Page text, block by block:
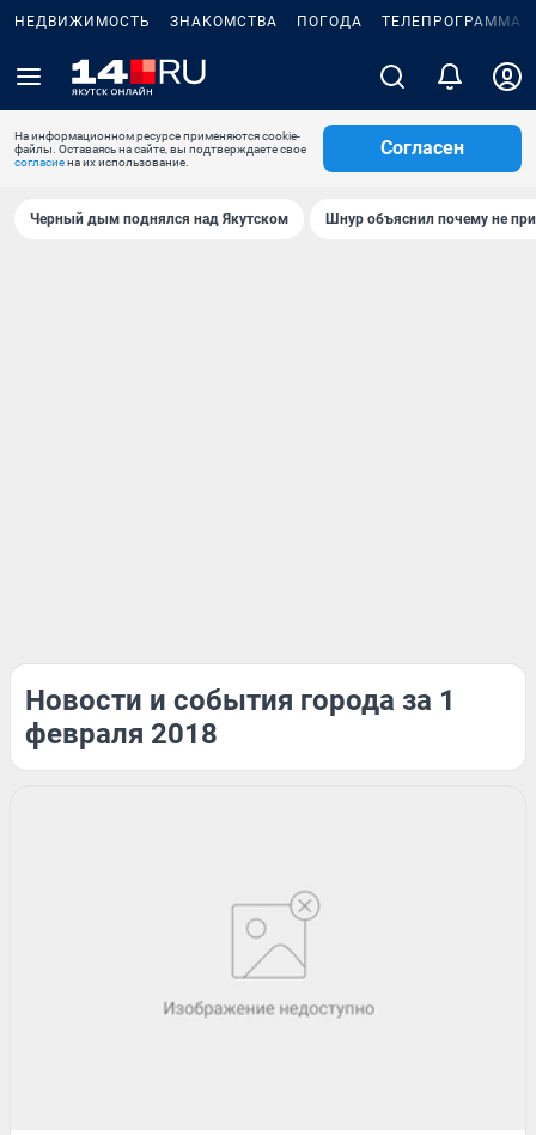
НЕДВИЖИМОСТЬ ЗНАКОМСТВА ПОГОДА ТЕЛЕПРОГРАММА
На информационном ресурсе применяются cookie-
файлы. Оставаясь на сайте, вы подтверждаете свое
согласиена их использование.
Согласен
Черный дым поднялся над Якутском Шнур объяснил почему не
Новости и события города за 1
февраля 2018